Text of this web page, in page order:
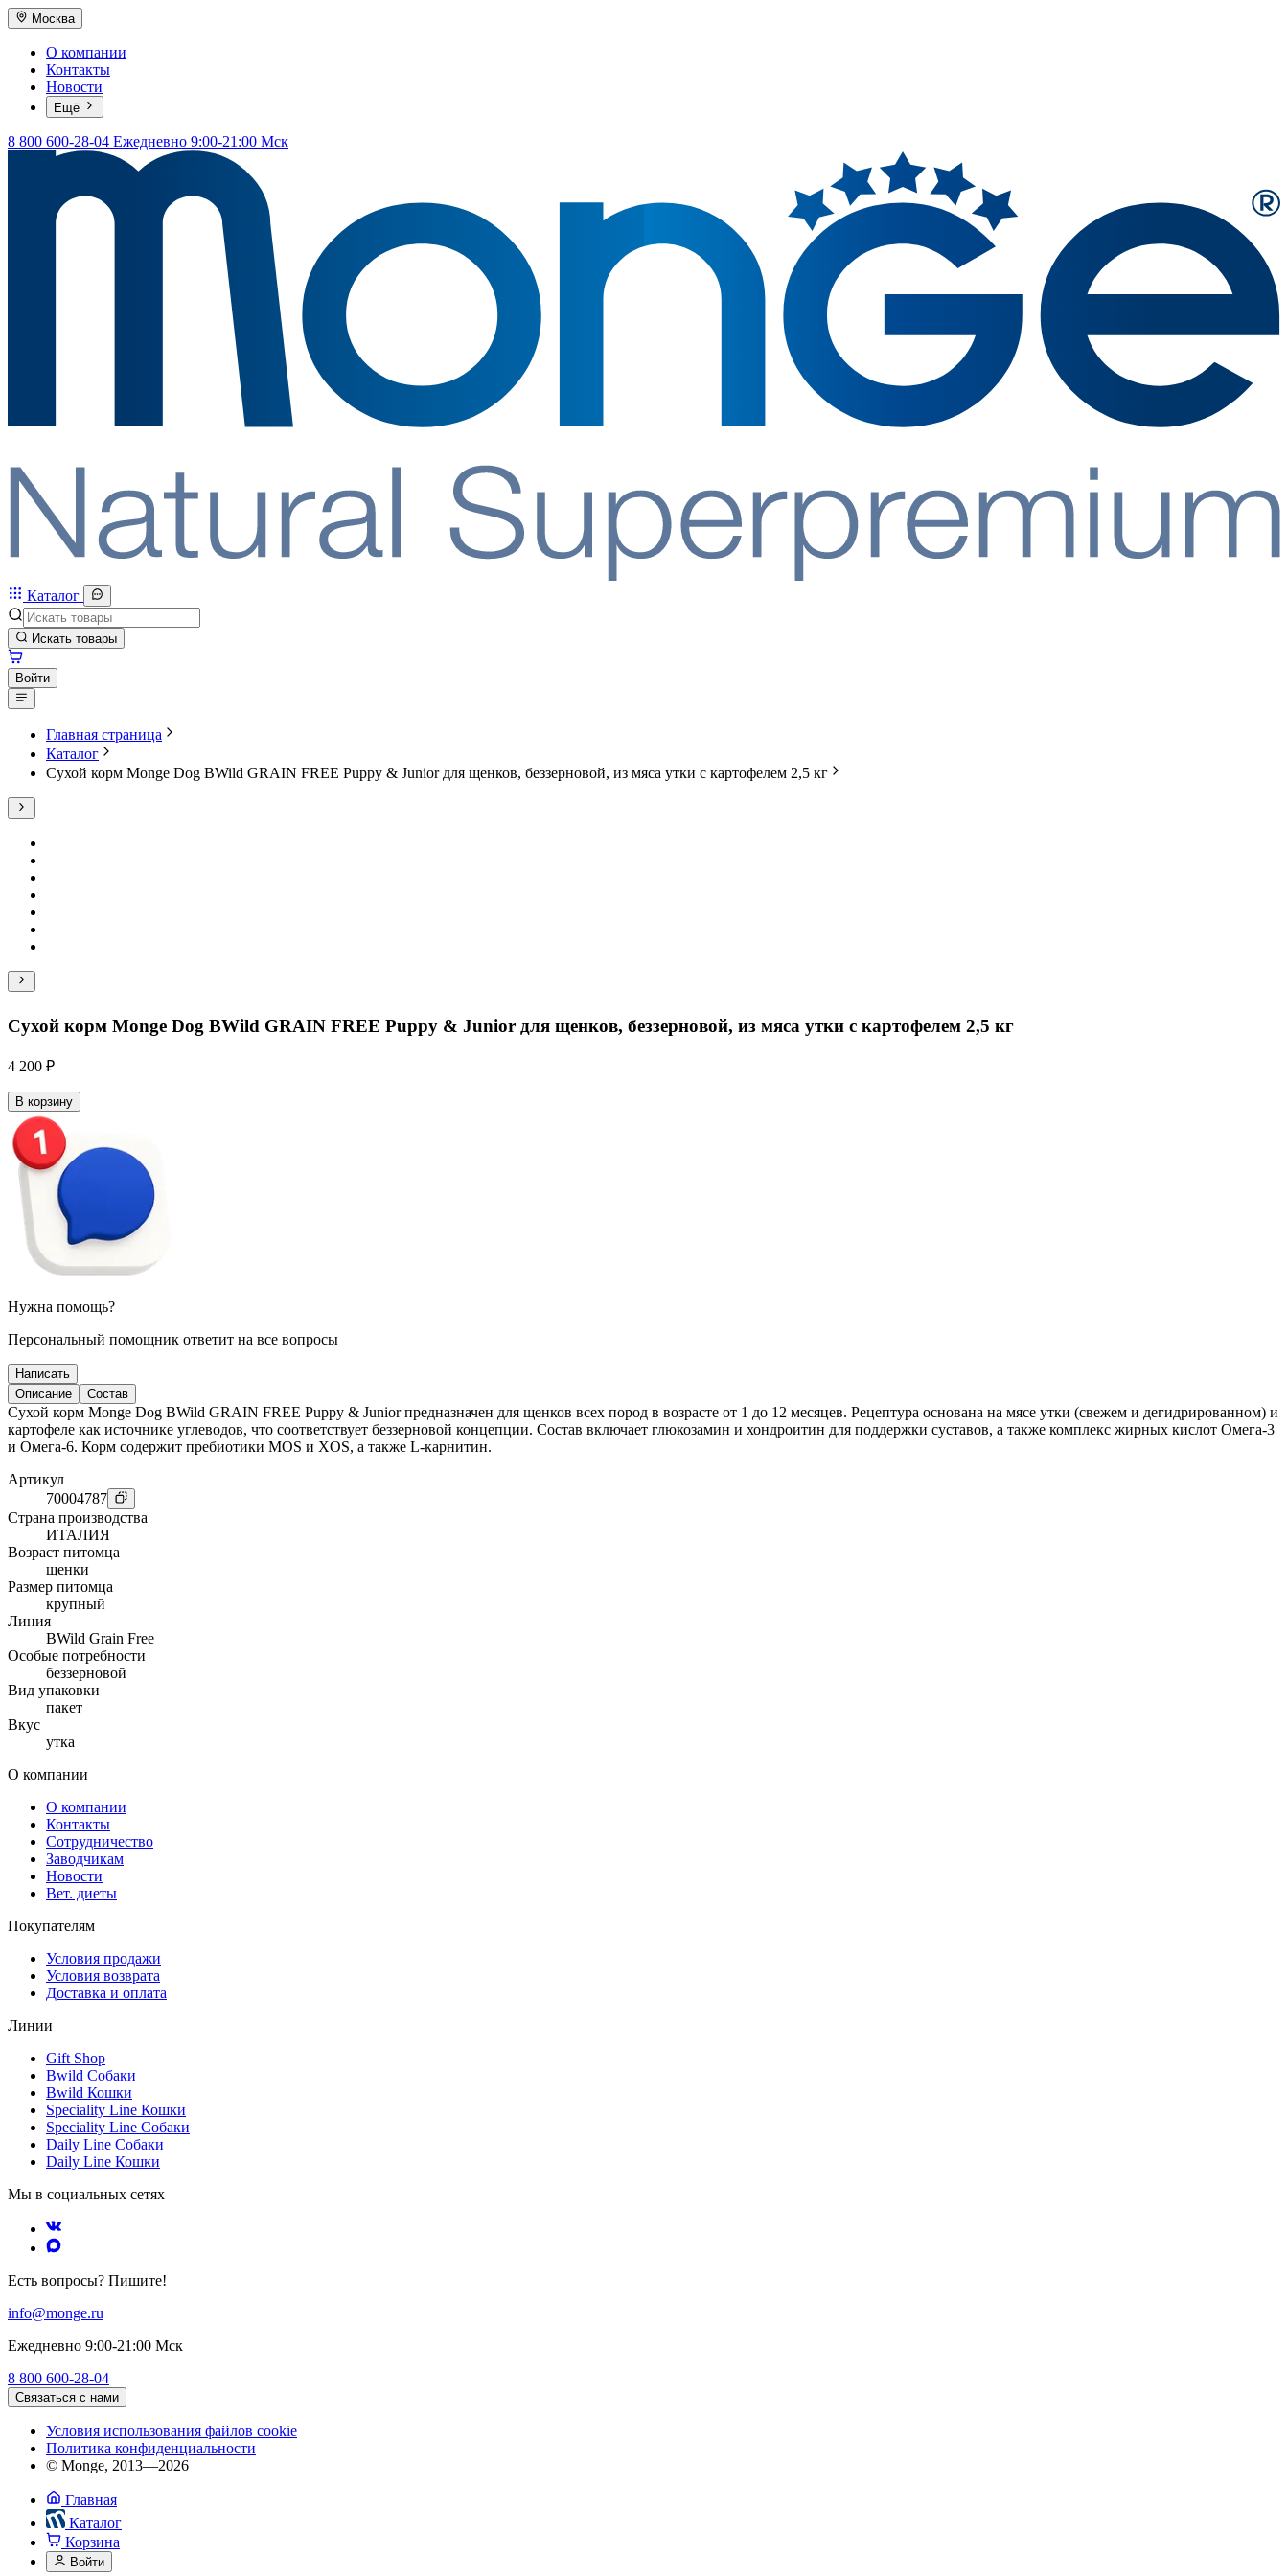
Москва
О компании
Контакты
Новости
Ещё
8 800 600-28-04 Ежедневно 9:00-21:00 Мск
Каталог
Искать товары
Войти
Главная страница
Каталог
Сухой корм Monge Dog BWild GRAIN FREE Puppy & Junior для щенков, беззерновой, из мяса утки с картофелем 2,5 кг
Сухой корм Monge Dog BWild GRAIN FREE Puppy & Junior для щенков, беззерновой, из мяса утки с картофелем 2,5 кг
4 200 ₽
В корзину
Нужна помощь?
Персональный помощник ответит на все вопросы
Написать
Описание
Состав
Сухой корм Monge Dog BWild GRAIN FREE Puppy & Junior предназначен для щенков всех пород в возрасте от 1 до 12 месяцев. Рецептура основана на мясе утки (свежем и дегидрированном) и
картофеле как источнике углеводов, что соответствует беззерновой концепции. Состав включает глюкозамин и хондроитин для поддержки суставов, а также комплекс жирных кислот Омега-3
и Омега-6. Корм содержит пребиотики MOS и XOS, а также L-карнитин.
Артикул
70004787
Страна производства
ИТАЛИЯ
Возраст питомца
щенки
Размер питомца
крупный
Линия
BWild Grain Free
Особые потребности
беззерновой
Вид упаковки
пакет
Вкус
утка
О компании
О компании
Контакты
Сотрудничество
Заводчикам
Новости
Вет. диеты
Покупателям
Условия продажи
Условия возврата
Доставка и оплата
Линии
Gift Shop
Bwild Собаки
Bwild Кошки
Speciality Line Кошки
Speciality Line Собаки
Daily Line Собаки
Daily Line Кошки
Мы в социальных сетях
Есть вопросы? Пишите!
info@monge.ru
Ежедневно 9:00-21:00 Мск
8 800 600-28-04
Связаться с нами
Условия использования файлов cookie
Политика конфиденциальности
© Monge, 2013—2026
Главная
Каталог
Корзина
Войти